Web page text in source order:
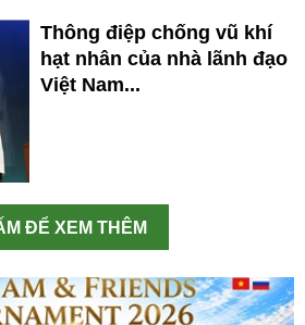
Thông điệp chống vũ khí
hạt nhân của nhà lãnh đạo
Việt Nam...
ĐỂ XEM THÊM